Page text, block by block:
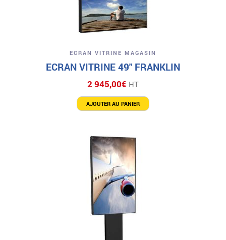
ECRAN VITRINE MAGASIN
ECRAN VITRINE 49″ FRANKLIN
2 945,00€ HT
AJOUTER AU PANIER